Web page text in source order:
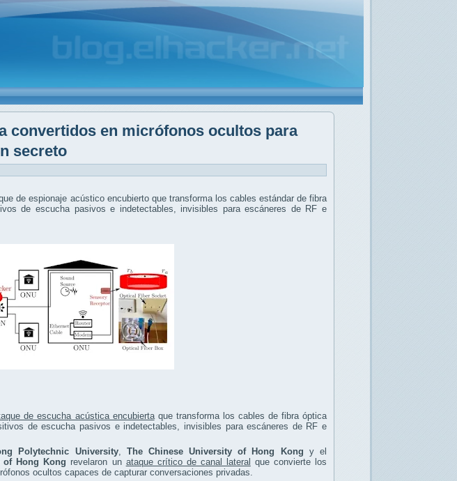
convertidos en micrófonos ocultos para
secreto
de espionaje acústico encubierto que transforma los cables estándar de fibra
de escucha pasivos e indetectables, invisibles para escáneres de RF e
de escucha acústica encubiertaque transforma los cables de fibra óptica
de escucha pasivos e indetectables, invisibles para escáneres de RF e
Polytechnic University, The Chinese University of Hong Kong y el
of Hong Kong revelaron un ataque crítico de canal lateral que convierte los
ocultos capaces de capturar conversaciones privadas.